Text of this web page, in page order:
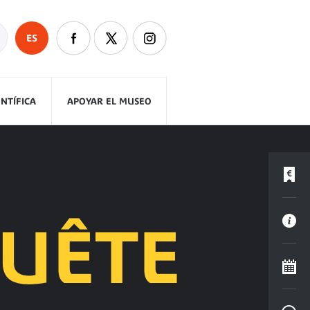
ES
APOYAR EL MUSEO